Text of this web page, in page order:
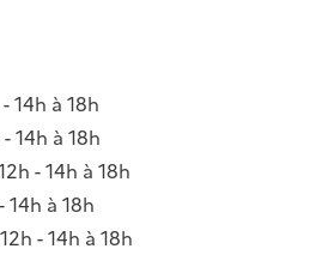
14h à 18h
14h à 18h
- 14h à 18h
14h à 18h
- 14h à 18h